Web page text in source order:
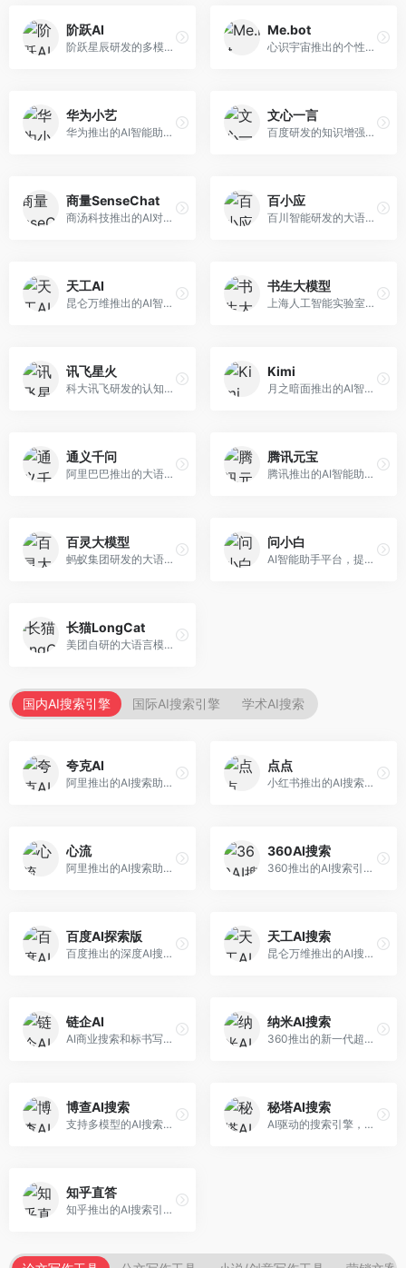
阶跃AI
阶跃星辰研发的多模态大模型平台，支持文本、图像、视频的综合理解与生成。面向创作者和企业客户，提供内容创作、智能分析等服务，多模态能力突出。
Me.bot
心识宇宙推出的个性化AI伴侣，专注于情感交互和个人助理服务。面向个人用户，支持日程管理、情感陪伴、知识问答等功能，交互体验人性化。
华为小艺
华为推出的AI智能助手网页端，深度整合鸿蒙生态和华为云服务。面向华为设备用户，支持语音交互、智能问答、设备控制等功能，与华为硬件生态无缝衔接。
文心一言
百度研发的知识增强大语言模型，深度融合百度知识图谱和搜索能力。面向中文用户，提供知识问答、文本创作、逻辑推理等服务，中文语境理解准确，知识覆盖面广。
商量SenseChat
商汤科技推出的AI对话平台，结合计算机视觉和自然语言处理技术。面向企业用户和开发者，支持多模态交互，视觉理解能力强，适合智能客服和内容创作场景。
百小应
百川智能研发的大语言模型助手，专注于中文理解和生成。面向中文用户，提供知识问答、文本创作、代码辅助等服务，模型参数规模大，中文表达流畅自然。
天工AI
昆仑万维推出的AI智能助手，集成搜索、对话、创作等多种能力。面向普通用户和内容创作者，支持联网搜索、文本生成、图像理解等功能，响应速度快，免费使用。
书生大模型
上海人工智能实验室研发的开源大模型系列，支持多尺度和多模态。面向研究机构和开发者，开源生态完善，学术研究背景深厚，适合科研和定制开发。
讯飞星火
科大讯飞研发的认知智能大模型，深度融合语音识别和自然语言处理技术。面向企业用户和教育领域，提供语音交互、文档处理、代码生成等服务，中文语音识别准确率高。
Kimi
月之暗面推出的AI智能助手，核心优势在于超长文本处理能力，支持20万字以上文档分析。面向学术研究者、职场人士和内容创作者，提供文档解读、PPT生成、联网搜索等综合服务。
通义千问
阿里巴巴推出的大语言模型平台，提供对话问答、文档处理、图像理解、代码编写等全方位AI服务。面向企业用户和个人开发者，集成阿里云生态，支持多模态交互，企业级安全保障。
腾讯元宝
腾讯推出的AI智能助手，整合微信生态和腾讯云服务。面向普通用户和企业客户，支持文档解析、图像理解、联网搜索等功能，与腾讯产品无缝衔接，办公协作便捷。
百灵大模型
蚂蚁集团研发的大语言模型平台，专注于金融科技和企业服务。面向金融机构和企业客户，提供智能客服、风险分析、文档处理等服务，金融场景理解深入。
问小白
AI智能助手平台，提供知识问答、文本创作、文档处理等服务。面向普通用户和职场人士，操作简便，响应速度快，支持多场景应用。
长猫LongCat
美团自研的大语言模型对话平台，专注于本地生活服务场景。面向美团生态用户，提供智能推荐、服务问答等功能，本地生活知识覆盖全面。
国内AI搜索引擎 国际AI搜索引擎 学术AI搜索
夸克AI
阿里推出的AI搜索助手，整合搜索与AI功能。面向年轻用户，提供智能搜索、文档处理、学习辅助等服务，与夸克生态深度整合。
点点
小红书推出的AI搜索应用，专注于生活方式内容搜索。面向小红书用户，提供生活攻略、消费决策、内容推荐等服务，生活方式内容丰富。
心流
阿里推出的AI搜索助手，专注于智能信息获取。面向普通用户，提供智能搜索、内容整理、知识问答等服务，与阿里生态深度整合。
360AI搜索
360推出的AI搜索引擎，专注于安全智能搜索。面向普通用户，提供智能问答、网页搜索、内容整理等服务，安全防护能力强。
百度AI探索版
百度推出的深度AI搜索引擎，整合百度知识图谱。面向中文用户，提供智能问答、知识探索、内容生成等服务，知识覆盖面广。
天工AI搜索
昆仑万维推出的AI搜索引擎，整合大模型与搜索能力。面向普通用户，提供智能问答、深度搜索、内容整理等服务，中文搜索体验好。
链企AI
AI商业搜索和标书写作工具，专注于企业服务场景。面向企业用户，提供商业信息搜索、标书生成、企业分析等服务，商业信息专业。
纳米AI搜索
360推出的新一代超级AI搜索，深度整合360搜索资源。面向普通用户，提供智能问答、多模态搜索、内容生成等服务，安全可靠。
博查AI搜索
支持多模型的AI搜索引擎，整合多种大模型能力。面向AI爱好者，提供多模型搜索、答案对比、深度分析等服务，模型选择灵活。
秘塔AI搜索
AI驱动的搜索引擎，专注于无广告直达结果。面向研究者和信息获取需求者，提供深度搜索、来源标注、答案整理等服务，搜索结果干净准确，信息可信度高。
知乎直答
知乎推出的AI搜索引擎，专注于知识问答场景。面向知识获取者，提供知乎内容搜索、智能问答、知识整理等服务，专业知识丰富。